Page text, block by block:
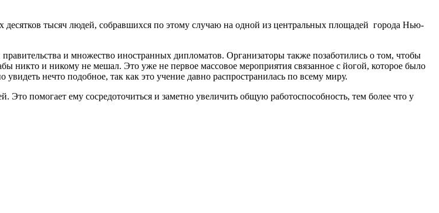
тысяч людей, собравшихся по этому случаю на одной из центральных площадей города Нью-
и множество иностранных дипломатов. Организаторы также позаботились о том, чтобы
никто и никому не мешал. Это уже не первое массовое мероприятия связанное с йогой, которое было
нечто подобное, так как это учение давно распространилась по всему миру.
Это помогает ему сосредоточиться и заметно увеличить общую работоспособность, тем более что у